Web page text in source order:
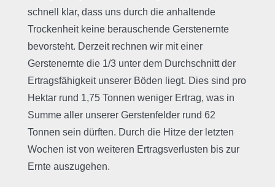
schnell klar, dass uns durch die anhaltende
Trockenheit keine berauschende Gerstenernte
bevorsteht. Derzeit rechnen wir mit einer
Gerstenernte die 1/3 unter dem Durchschnitt der
Ertragsfähigkeit unserer Böden liegt. Dies sind pro
Hektar rund 1,75 Tonnen weniger Ertrag, was in
Summe aller unserer Gerstenfelder rund 62
Tonnen sein dürften. Durch die Hitze der letzten
Wochen ist von weiteren Ertragsverlusten bis zur
Ernte auszugehen.